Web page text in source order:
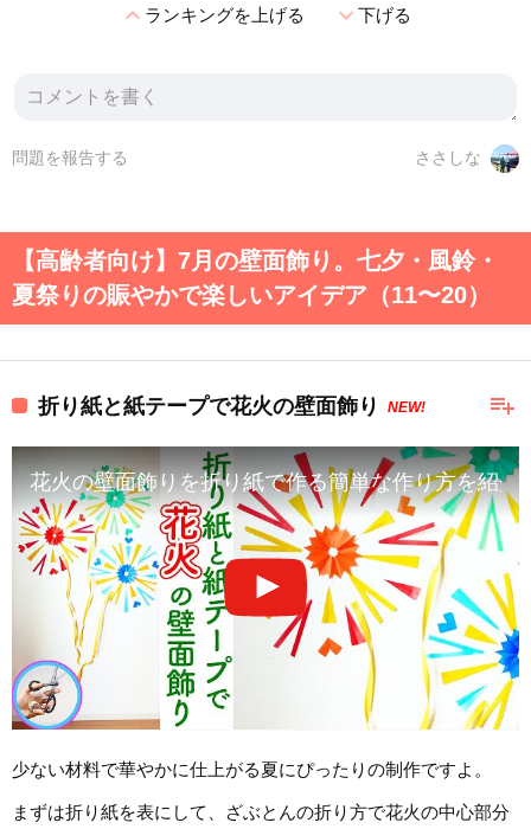
expand_lessランキングを上げる expand_more下げる
ささしな
問題を報告する
【高齢者向け】7月の壁面飾り。七夕・風鈴・
夏祭りの賑やかで楽しいアイデア（11〜20）
playlist_add
折り紙と紙テープで花火の壁面飾り NEW!
花火の壁面飾りを折り紙で作る簡単な作り方を紹
少ない材料で華やかに仕上がる夏にぴったりの制作ですよ。
まずは折り紙を表にして、ざぶとんの折り方で花火の中心部分